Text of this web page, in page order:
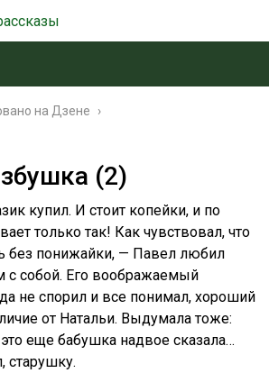
на Дзене ›
(2)
купил. И стоит копейки, и по
только так! Как чувствовал, что
без понижайки, — Павел любил
с собой. Его воображаемый
не спорил и все понимал, хороший
от Натальи. Выдумала тоже:
это еще бабушка надвое сказала…
старушку.